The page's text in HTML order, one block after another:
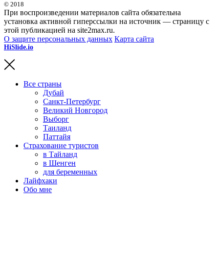
© 2018
При воспроизведении материалов сайта обязательна
установка активной гиперссылки на источник — страницу с
этой публикацией на site2max.ru.
О защите персональных данных Карта сайта
HiSlide.io
Все страны
Дубай
Санкт-Петербург
Великий Новгород
Выборг
Таиланд
Паттайя
Страхование туристов
в Тайланд
в Шенген
для беременных
Лайфхаки
Обо мне